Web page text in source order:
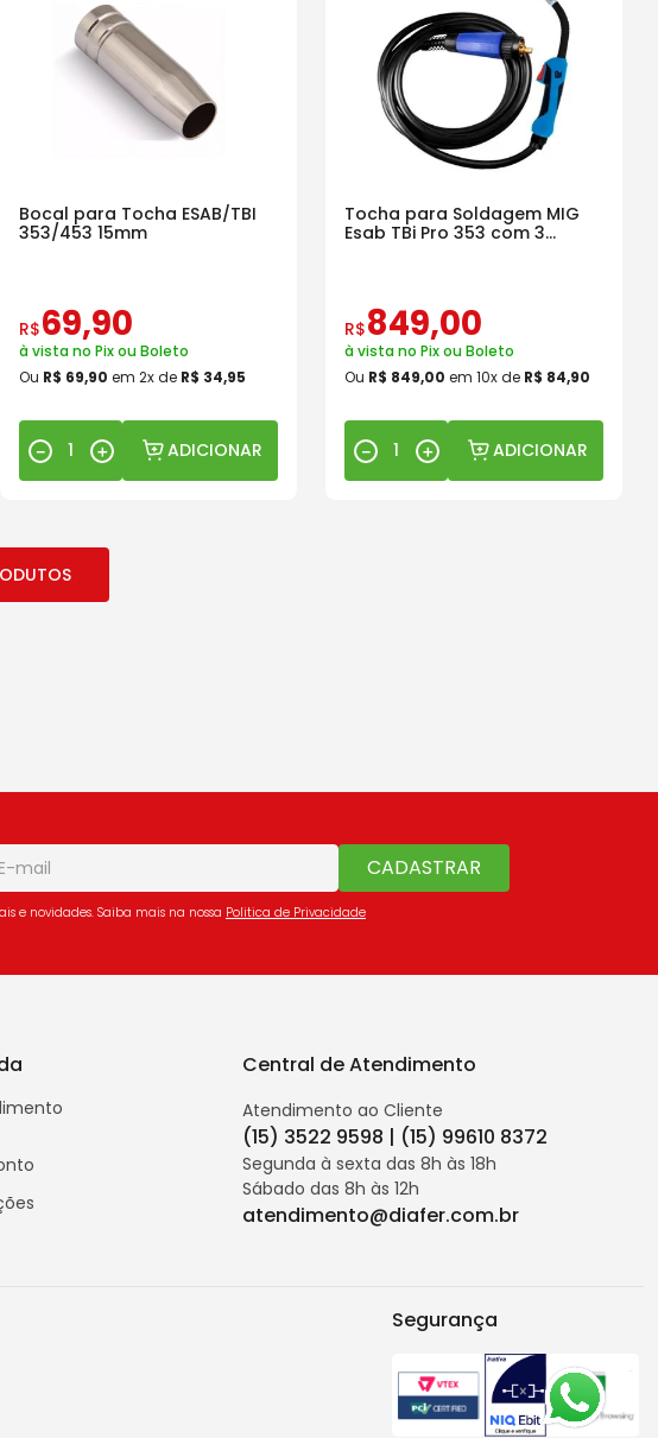
Bocal para Tocha ESAB/TBI
353/453 15mm
R$69,90
à vista no Pix ou Boleto
Ou R$ 69,90 em 2x de R$ 34,95
＋
－ ADICIONAR
Tocha para Soldagem MIG
Esab TBi Pro 353 com 3
R$849,00
à vista no Pix ou Boleto
Ou R$ 849,00 em 10x de R$ 84,90
＋
－ ADICIONAR
CADASTRAR
e novidades. Saiba mais na nossa Politica de Privacidade
Central de Atendimento
Atendimento ao Cliente
(15) 3522 9598 | (15) 99610 8372
Segunda à sexta das 8h às 18h
Sábado das 8h às 12h
atendimento@diafer.com.br
Segurança